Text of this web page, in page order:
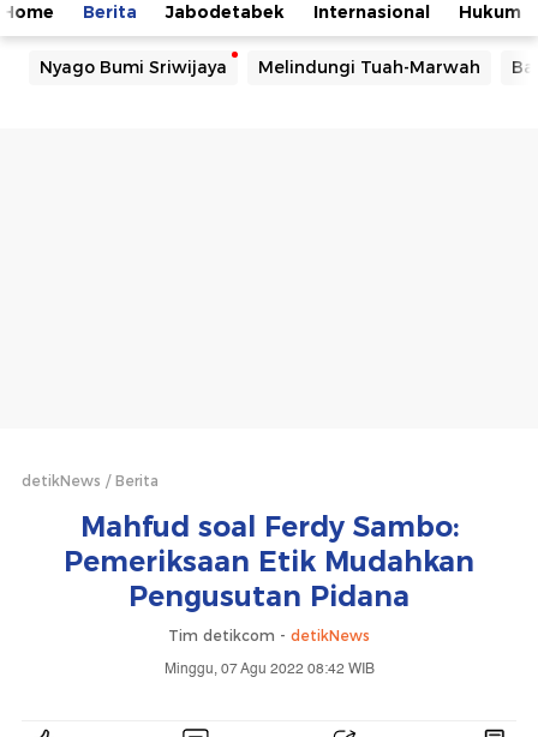
Home Berita Jabodetabek Internasional Hukum
Nyago Bumi Sriwijaya Melindungi Tuah-Marwah
detikNews Berita
Mahfud soal Ferdy Sambo:
Pemeriksaan Etik Mudahkan
Pengusutan Pidana
Tim detikcom - detikNews
Minggu, 07 Agu 2022 08:42 WIB